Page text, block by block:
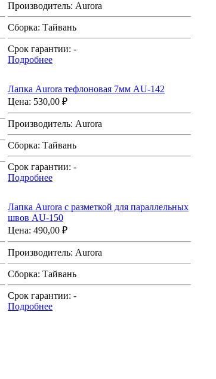
Производитель: Aurora
Сборка: Тайвань
Срок гарантии: -
Подробнее
Лапка Aurora тефлоновая 7мм AU-142
Цена: 530,00 ₽
Производитель: Aurora
Сборка: Тайвань
Срок гарантии: -
Подробнее
Лапка Aurora с разметкой для параллельных
швов AU-150
Цена: 490,00 ₽
Производитель: Aurora
Сборка: Тайвань
Срок гарантии: -
Подробнее